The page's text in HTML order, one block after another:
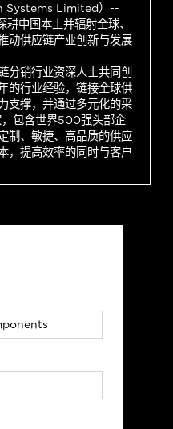
Systems Limited）--
耕中国本土并辐射全球、
动供应链产业创新与发展
分销行业资深人士共同创
的行业经验，链接全球供
支撑，并通过多元化的采
包含世界500强头部企
制、敏捷、高品质的供应
，提高效率的同时与客户